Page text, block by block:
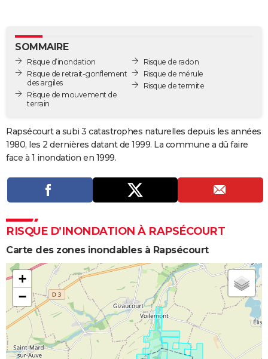
GUIDES D'ACHAT
BONS PLANS
CARTE DE VOEUX
Carte de Noël
Carte Bonne année
Carte Saint-Valentin
Carte Pâques
Carte d'anniversaire
Dictionnaire
Biographies
Citations
Expressions
Proverbes
PROGRAMME TV
COPAINS D'AVANT
S'inscrire
Se connecter
Lycées
Collèges
Primaires
Universités
Entreprises
Service militaire
Avis de recherche
AVIS DE DÉCÈS
Bricolage
Lifestyle
Culture
Sport
Auto
Television
Voyage
Cinema
SOMMAIRE
Risque d’inondation
Risque de retrait-gonflement
des argiles
Risque de mouvement de
terrain
Risque de radon
Risque de mérule
Risque de termite
Rapsécourt a subi 3 catastrophes naturelles depuis les années
1980, les 2 dernières datant de 1999. La commune a dû faire
face à 1 inondation en 1999.
RISQUE D’INONDATION À RAPSÉCOURT
Carte des zones inondables à Rapsécourt
+
−